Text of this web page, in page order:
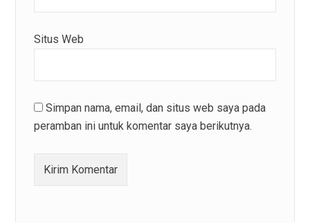
Situs Web
Simpan nama, email, dan situs web saya pada
peramban ini untuk komentar saya berikutnya.